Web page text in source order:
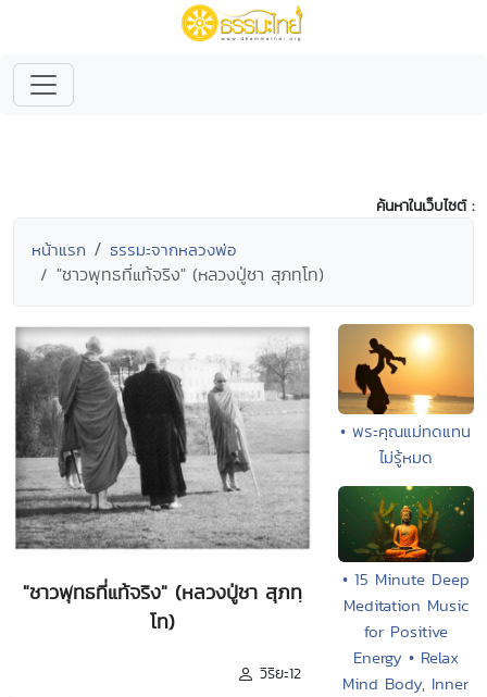
ค้นหาในเว็บไซต์ :
หน้าแรก ธรรมะจากหลวงพ่อ
"ชาวพุทธที่แท้จริง" (หลวงปู่ชา สุภทฺโท)
"ชาวพุทธที่แท้จริง" (หลวงปู่ชา สุภทฺ
โท)
วิริยะ12
• พระคุณแม่ทดแทน
ไม่รู้หมด
• 15 Minute Deep
Meditation Music
for Positive
Energy • Relax
Mind Body, Inner